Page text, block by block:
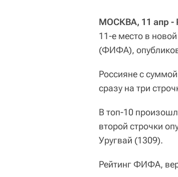
МОСКВА, 11 апр -
11-е место в
(ФИФА),
Россияне с
сразу на три
В топ-10
второй строчки
Уругвай (1309).
Рейтинг ФИФА,